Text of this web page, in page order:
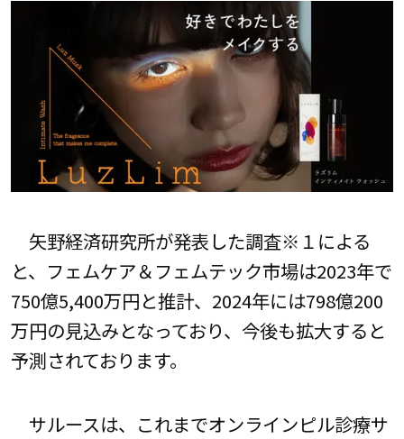
矢野経済研究所が発表した調査※１による
と、フェムケア＆フェムテック市場は2023年で
750億5,400万円と推計、2024年には798億200
万円の見込みとなっており、今後も拡大すると
予測されております。
サルースは、これまでオンラインピル診療サ